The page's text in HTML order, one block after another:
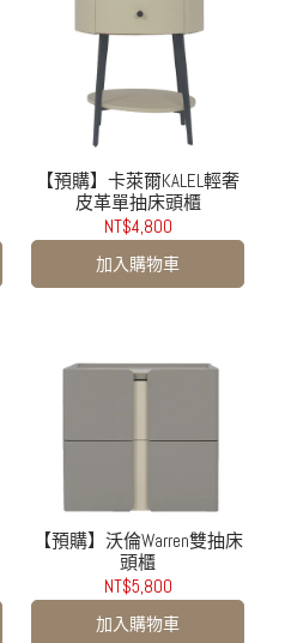
【預購】卡萊爾KALEL輕奢
皮革單抽床頭櫃
NT$4,800
加入購物車
【預購】沃倫Warren雙抽床
頭櫃
NT$5,800
加入購物車